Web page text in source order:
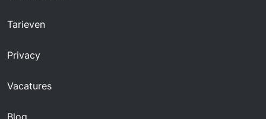
Tarieven
Privacy
Vacatures
Blog